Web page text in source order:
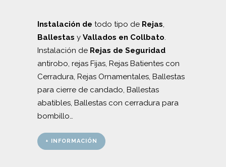
Instalación de todo tipo de Rejas,
Ballestas y Vallados en Collbato.
Instalación de Rejas de Seguridad
antirobo, rejas Fijas, Rejas Batientes con
Cerradura, Rejas Ornamentales, Ballestas
para cierre de candado, Ballestas
abatibles, Ballestas con cerradura para
bombillo…
+ INFORMACIÓN